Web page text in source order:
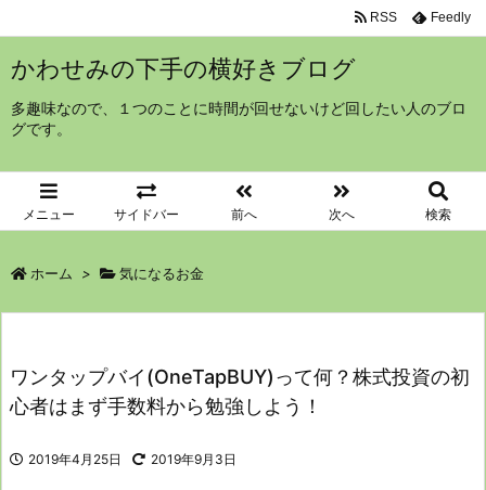
かわせみの下手の横好きブログ
多趣味なので、１つのことに時間が回せないけど回したい人のブロ
グです。
メニュー サイドバー 前へ 次へ 検索
RSS Feedly
ホーム > 気になるお金
ワンタップバイ(OneTapBUY)って何？株式投資の初
心者はまず手数料から勉強しよう！
2019年4月25日 2019年9月3日